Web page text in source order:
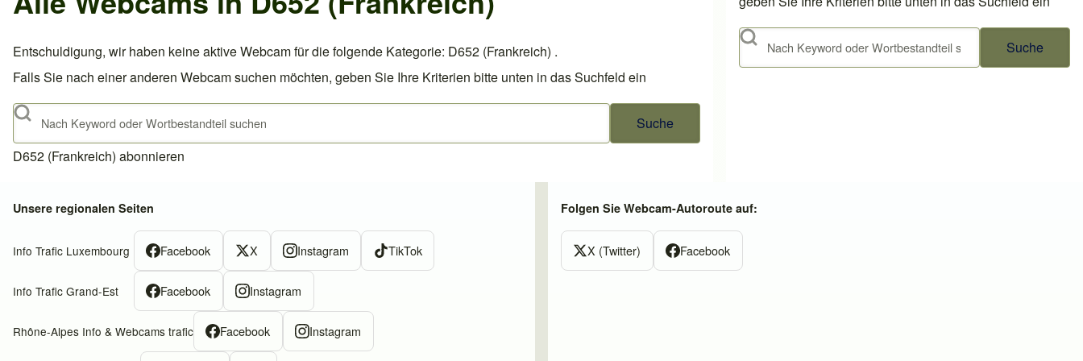
Entschuldigung, wir haben keine aktive Webcam für die folgende Kategorie: D652 (Frankreich) .
Falls Sie nach einer anderen Webcam suchen möchten, geben Sie Ihre Kriterien bitte unten in das Suchfeld ein
Suche
D652 (Frankreich) abonnieren
Suche
Unsere regionalen Seiten
Info Trafic Luxembourg Facebook X Instagram TikTok
Info Trafic Grand-Est Facebook Instagram
Rhône-Alpes Info & Webcams trafic Facebook Instagram
Folgen Sie Webcam-Autoroute auf:
X (Twitter) Facebook